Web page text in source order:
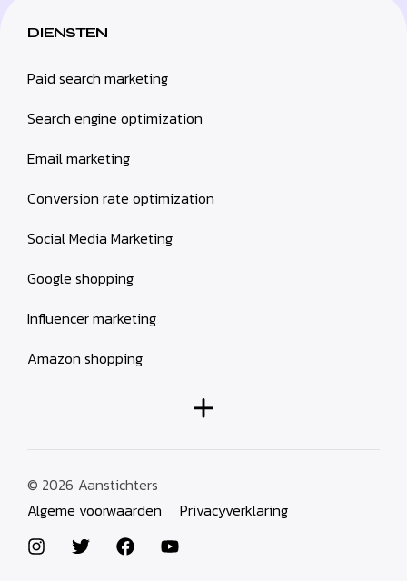
DIENSTEN
Paid search marketing
Search engine optimization
Email marketing
Conversion rate optimization
Social Media Marketing
Google shopping
Influencer marketing
Amazon shopping
© 2026 Aanstichters
Algeme voorwaarden
Privacyverklaring